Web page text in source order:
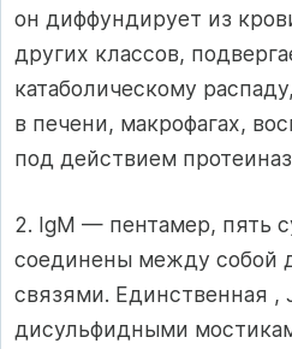
он диффундирует из
других классов,
катаболическому
в печени, макрофагах,
под действием
2. IgM — пентамер, пять
соединены между собой
связями. Единственная ,
дисульфидными